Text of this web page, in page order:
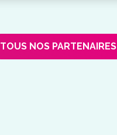
TOUS NOS PARTENAIRES